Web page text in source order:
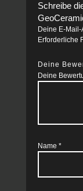
Schreibe
Deine E-
Erforderliche
Deine
Deine
Name *